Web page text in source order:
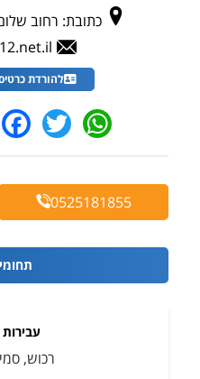
כתובת: רחוב שלום עליכם
להורדת
0525181855
רכוש,